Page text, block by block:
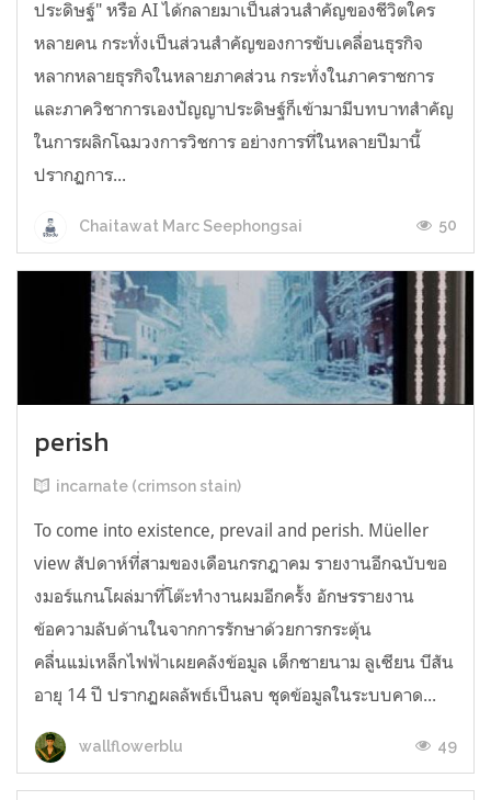
ประดิษฐ์" หรือ AI ได้กลายมาเป็นส่วนสำคัญของชีวิตใคร
หลายคน กระทั่งเป็นส่วนสำคัญของการขับเคลื่อนธุรกิจ
หลากหลายธุรกิจในหลายภาคส่วน กระทั่งในภาคราชการ
และภาควิชาการเองปัญญาประดิษฐ์ก็เข้ามามีบทบาทสำคัญ
ในการผลิกโฉมวงการวิชการ อย่างการที่ในหลายปีมานี้
ปรากฏการ...
Chaitawat Marc Seephongsai 50
perish
incarnate (crimson stain)
To come into existence, prevail and perish. Müeller
view สัปดาห์ที่สามของเดือนกรกฎาคม รายงานอีกฉบับขอ
งมอร์แกนโผล่มาที่โต๊ะทำงานผมอีกครั้ง อักษรรายงาน
ข้อความลับด้านในจากการรักษาด้วยการกระตุ้น
คลื่นแม่เหล็กไฟฟ้าเผยคลังข้อมูล เด็กชายนาม ลูเซียน บีสัน
อายุ 14 ปี ปรากฏผลลัพธ์เป็นลบ ชุดข้อมูลในระบบคาด...
wallflowerblu 49